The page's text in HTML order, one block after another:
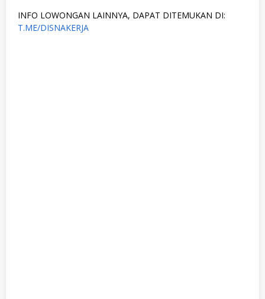
INFO LOWONGAN LAINNYA, DAPAT DITEMUKAN DI:
T.ME/DISNAKERJA